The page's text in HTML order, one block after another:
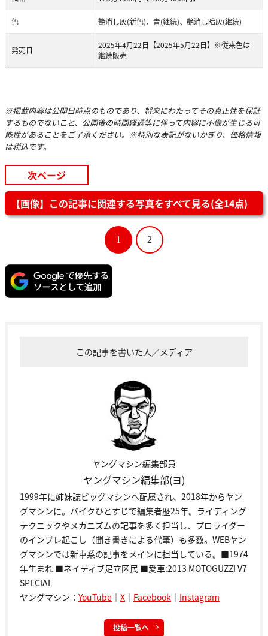
色 艶消し灰(新色)、青(継続)、艶消し暗灰(継続)
発売日
2025年4月22日【2025年5月22日】※従来色は
継続販売
※掲載内容は公開日時点のものであり、将来にわたってその真正性を保証
するものでないこと、公開後の時間経過等に伴って内容に不備が生じる可
能性があることをご了承ください。※特別な表記がないかぎり、価格情報
は税込です。
次ページ
【画像】この記事に関連する写真をすべて見る(全14点)
1 2
この記事を書いた人／メディア
ヤングマシン編集部員
ヤングマシン編集部(ヨ)
1999年に姉妹誌ビッグマシンへ配属され、2018年からヤン
グマシンに。バイクひとすじで編集者歴25年。ライディング
テクニックやメカニズムの記事を多く担当し、プロライダー
のインプレ起こし（聞き書きによる代筆）も多数。WEBヤン
グマシンでは新車系の記事をメインに担当している。■1974
年生まれ ■ネイティブ足立区民 ■愛車:2013 MOTOGUZZI V7
SPECIAL
ヤングマシン： YouTube ｜ X ｜ Facebook ｜ Instagram
投稿一覧へ